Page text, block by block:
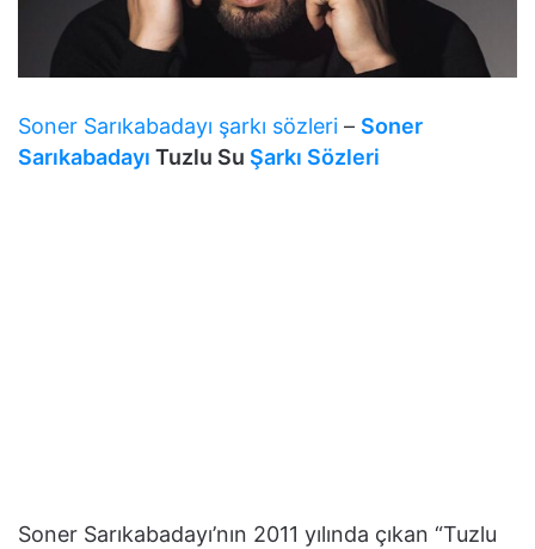
Soner Sarıkabadayı şarkı sözleri – Soner
Sarıkabadayı Tuzlu Su Şarkı Sözleri
Soner Sarıkabadayı’nın 2011 yılında çıkan “Tuzlu